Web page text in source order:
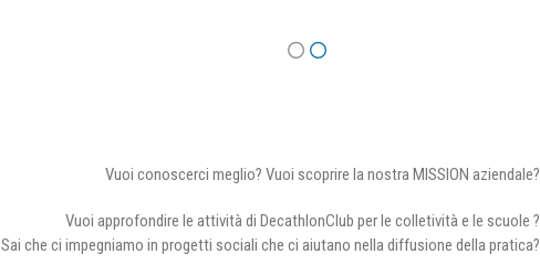
Vuoi conoscerci meglio? Vuoi scoprire la nostra MISSION aziendale?
Vuoi approfondire le attività di DecathlonClub per le colletività e le scuole ?
Sai che ci impegniamo in progetti sociali che ci aiutano nella diffusione della pratica?